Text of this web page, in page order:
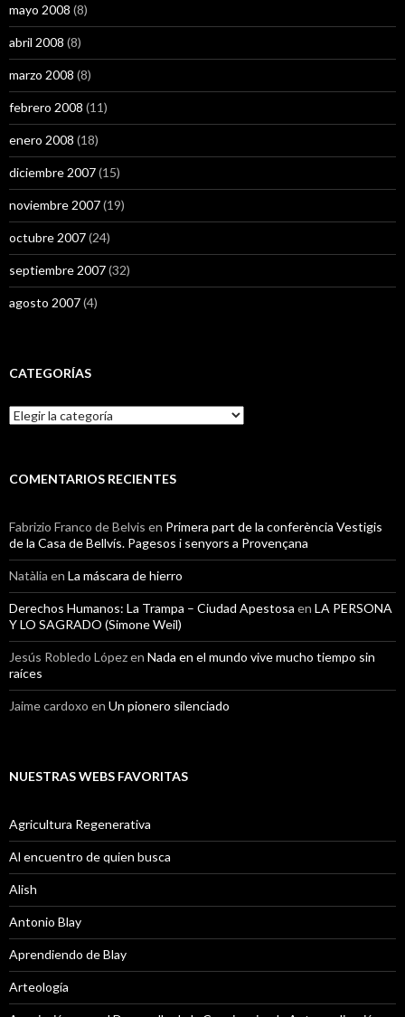
mayo 2008 (8)
abril 2008 (8)
marzo 2008 (8)
febrero 2008 (11)
enero 2008 (18)
diciembre 2007(15)
noviembre 2007(19)
octubre 2007(24)
septiembre 2007(32)
agosto 2007(4)
CATEGORÍAS
Categorías
COMENTARIOS RECIENTES
Fabrizio Franco de Belvis en Primera part de la conferència Vestigis
de la Casa de Bellvís. Pagesos i senyors a Provençana
Natàlia en La máscara de hierro
Derechos Humanos: La Trampa – Ciudad Apestosa en LA PERSONA
Y LO SAGRADO (Simone Weil)
Jesús Robledo Lópezen Nada en el mundo vive mucho tiempo sin
raíces
Jaime cardoxo en Un pionero silenciado
NUESTRAS WEBS FAVORITAS
Agricultura Regenerativa
Al encuentro de quien busca
Alish
Antonio Blay
Aprendiendo de Blay
Arteología